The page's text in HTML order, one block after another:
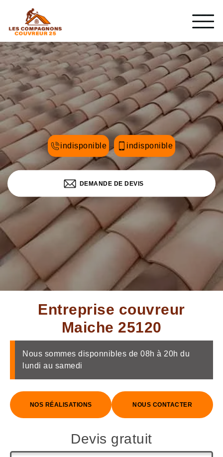
indisponible indisponible
DEMANDE DE DEVIS
Entreprise couvreur
Maiche 25120
Nous sommes disponnibles de 08h à 20h du
lundi au samedi
NOS RÉALISATIONS NOUS CONTACTER
Devis gratuit